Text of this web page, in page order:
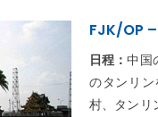
FJK/OP
日程：中国
のタンリ
村、タンリ